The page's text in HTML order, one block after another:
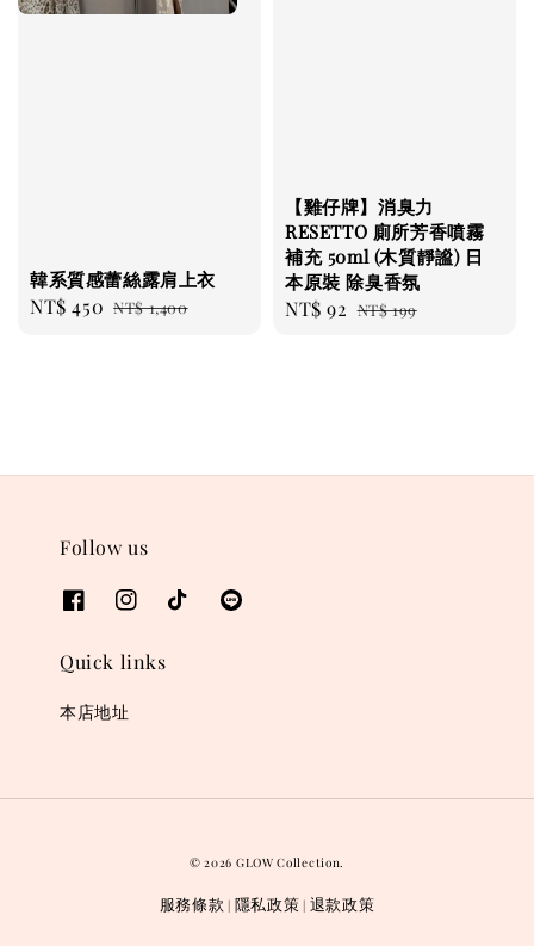
韓系質感蕾絲露肩上衣
Sale
NT$ 450 Regular
NT$ 1,400
【雞仔牌】消臭力
RESETTO 廁所芳香噴霧
補充 50ml (木質靜謐) 日
本原裝 除臭香氛
Sale
NT$ 92 Regular
NT$ 199
Follow us
Quick links
本店地址
© 2026 GLOW Collection.
服務條款 | 隱私政策 | 退款政策